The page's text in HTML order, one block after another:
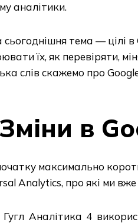
аналітики.
тема — цілі
їх, як перевіряти,
слів скажемо про
Зміни в
максимально
Analytics, про які ми
Гугл Аналітика 4